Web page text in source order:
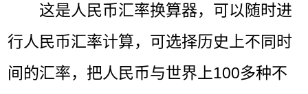
这是人民币汇率换算器，可以随时进
行人民币汇率计算，可选择历史上不同时
间的汇率，把人民币与世界上100多种不